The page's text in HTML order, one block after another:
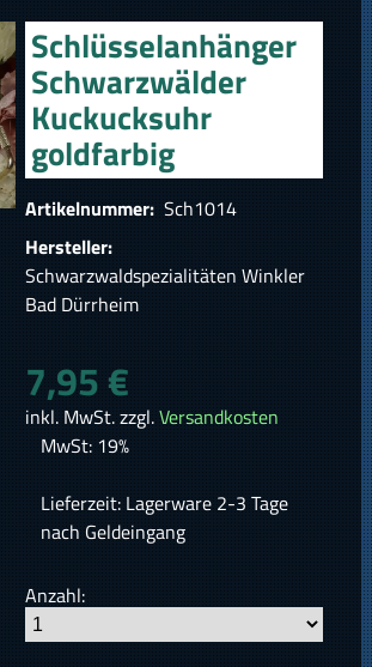
Schlüsselanhänger
Schwarzwälder
Kuckucksuhr
goldfarbig
Artikelnummer: Sch1014
Hersteller:
Schwarzwaldspezialitäten Winkler
Bad Dürrheim
7,95 €
inkl. MwSt. zzgl.Versandkosten
MwSt: 19%
Lieferzeit: Lagerware 2-3 Tage
nach Geldeingang
Anzahl: